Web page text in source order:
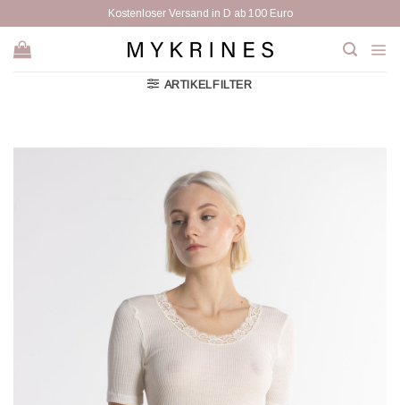
Inhalt
springen
Kostenloser Versand in D ab 100 Euro
ARTIKELFILTER